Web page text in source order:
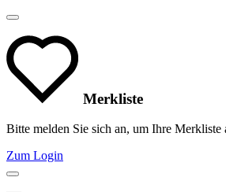
Merkliste
Bitte melden Sie sich an, um Ihre Merkliste
Zum Login